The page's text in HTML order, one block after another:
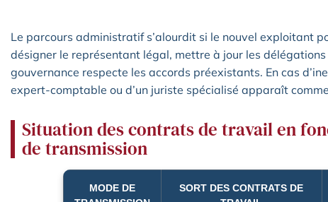
Le parcours administratif s’alourdit si le nouvel exploitant
désigner le représentant légal, mettre à jour les délégations
gouvernance respecte les accords préexistants. En cas
expert-comptable ou d’un juriste spécialisé apparaît
Situation des contrats de travail en
de transmission
MODE DE
SORT DES CONTRATS DE